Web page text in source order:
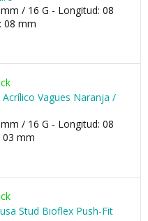
/ 16 G - Longitud: 08
08 mm
Acrílico Vagues Naranja /
/ 16 G - Longitud: 08
03 mm
Stud Bioflex Push-Fit